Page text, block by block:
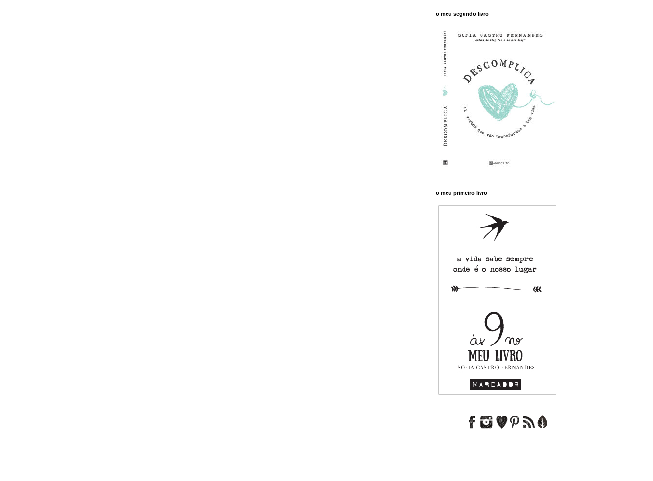
o meu segundo livro
o meu primeiro livro